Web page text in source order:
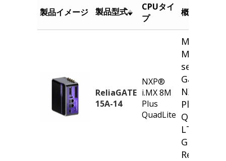
製品イメージ 製品型式
CPUタイ
プ
概要
ReliaGATE
15A-14
NXP®
i.MX 8M
Plus
QuadLite
Modular
Multi-
service
Gateway
NXP
Plus
QuadLite,
LTE Cat 4
Global, 5G
Ready